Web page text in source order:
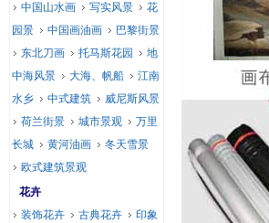
中国山水画
写实风景
花
园景
中国画油画
巴黎街景
东北刀画
托马斯花园
地
中海风景
大海、帆船
江南
水乡
中式建筑
威尼斯风景
荷兰街景
城市景观
万里
长城
黄河油画
冬天雪景
欧式建筑景观
花卉
装饰花卉
古典花卉
印象